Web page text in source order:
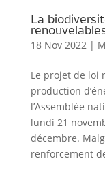
La
18 Nov 2022|
Le projet de loi
production
l’Assemblée
lundi 21
décembre.
renforcement